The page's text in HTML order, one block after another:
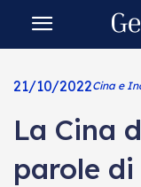
21/10/2022Cina e
La Cina
parole